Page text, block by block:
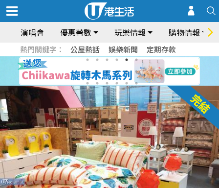
演唱會 優惠著數 玩樂情報 購物情報
熱門關鍵字： 公屋熱話 娛樂新聞 定期存款